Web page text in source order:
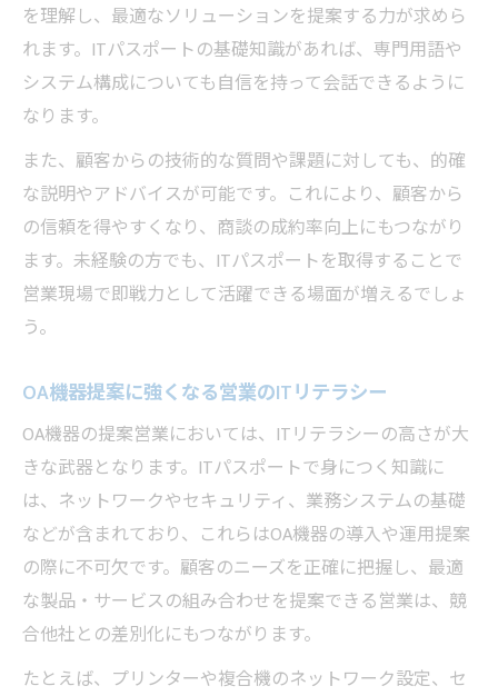
を理解し、最適なソリューションを提案する力が求めら
れます。ITパスポートの基礎知識があれば、専門用語や
システム構成についても自信を持って会話できるように
なります。
また、顧客からの技術的な質問や課題に対しても、的確
な説明やアドバイスが可能です。これにより、顧客から
の信頼を得やすくなり、商談の成約率向上にもつながり
ます。未経験の方でも、ITパスポートを取得することで
営業現場で即戦力として活躍できる場面が増えるでしょ
う。
OA機器提案に強くなる営業のITリテラシー
OA機器の提案営業においては、ITリテラシーの高さが大
きな武器となります。ITパスポートで身につく知識に
は、ネットワークやセキュリティ、業務システムの基礎
などが含まれており、これらはOA機器の導入や運用提案
の際に不可欠です。顧客のニーズを正確に把握し、最適
な製品・サービスの組み合わせを提案できる営業は、競
合他社との差別化にもつながります。
たとえば、プリンターや複合機のネットワーク設定、セ